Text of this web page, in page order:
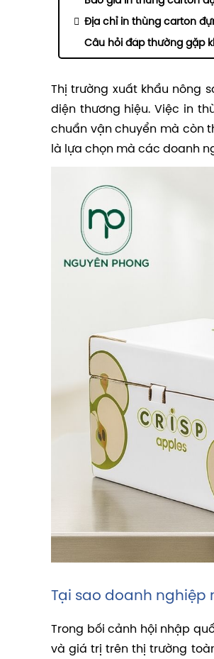
Địa chỉ in thùng carton
Câu hỏi đáp thường gặp
Thị trường xuất khẩu nông
diện thương hiệu. Việc in
chuẩn vận chuyển mà còn
là lựa chọn mà các doanh
Tại sao doanh nghiệp
Trong bối cảnh hội nhập
và giá trị trên thị trường